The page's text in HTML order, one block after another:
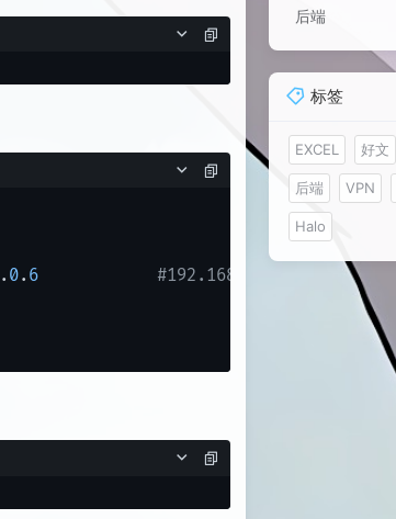
. 0. 6
#192.168.0.6为你的局域网ip/
后端
标签
EXCEL 好文
后端 VPN
Halo